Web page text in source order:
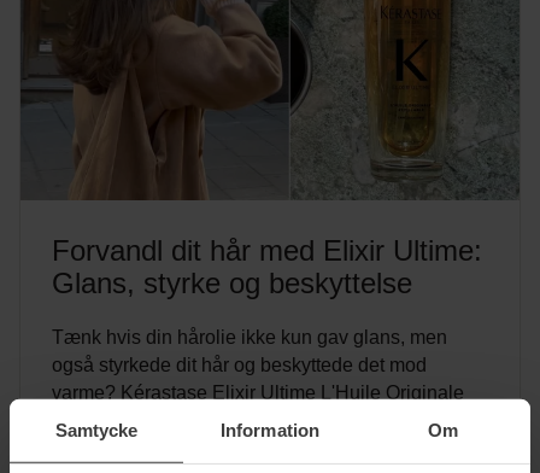
Samtycke Information Om
Forvandl dit hår med Elixir Ultime:
Glans, styrke og beskyttelse
Tænk hvis din hårolie ikke kun gav glans, men
også styrkede dit hår og beskyttede det mod
varme? Kérastase Elixir Ultime L'Huile Originale
Hair Oil gør alt dette – og mere. Opdag